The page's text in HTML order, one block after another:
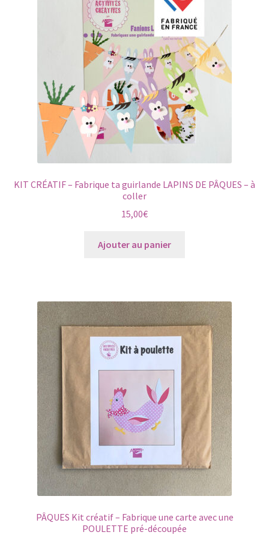
peuvent
être
choisies
sur
la
page
du
produit
KIT CRÉATIF – Fabrique ta guirlande LAPINS DE PÂQUES – à
coller
15,00€
Ajouter au panier
PÂQUES Kit créatif – Fabrique une carte avec une
POULETTE pré-découpée